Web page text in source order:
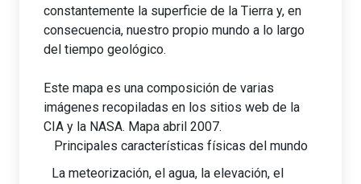
constantemente la superficie de la Tierra y, en
consecuencia, nuestro propio mundo a lo largo
del tiempo geológico.
Este mapa es una composición de varias
imágenes recopiladas en los sitios web de la
CIA y la NASA. Mapa abril 2007.
Principales características físicas del mundo
La meteorización, el agua, la elevación, el